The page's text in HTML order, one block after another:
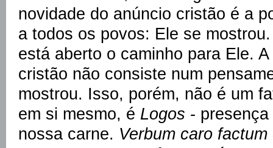
novidade do anúncio cristão é a
a todos os povos: Ele se
está aberto o caminho para Ele.
cristão não consiste num
mostrou. Isso, porém, não é um
em si mesmo, é Logos -
nossa carne. Verbum caro factum